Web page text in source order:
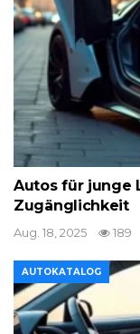
Autos für junge
Zugänglichkeit
Aug. 18, 2025 189
AUTOKATALOG